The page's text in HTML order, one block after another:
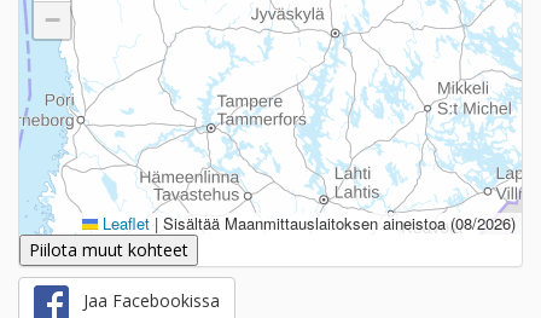
−
Leaflet | Sisältää Maanmittauslaitoksen aineistoa (08/2026)
Piilota muut kohteet
Jaa Facebookissa